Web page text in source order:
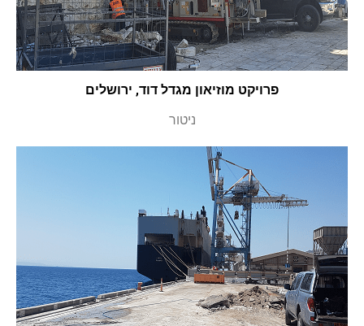
פרויקט מוזיאון מגדל דוד, ירושלים​
ניטור